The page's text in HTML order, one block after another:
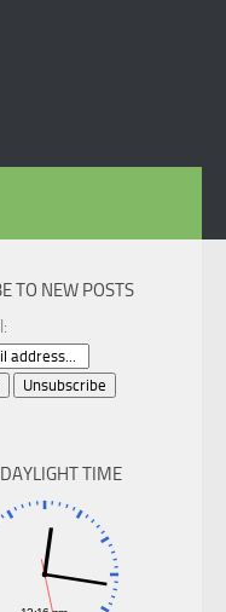
TO NEW POSTS
TIME